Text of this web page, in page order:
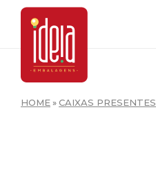
HOME»CAIXAS PRESENTES